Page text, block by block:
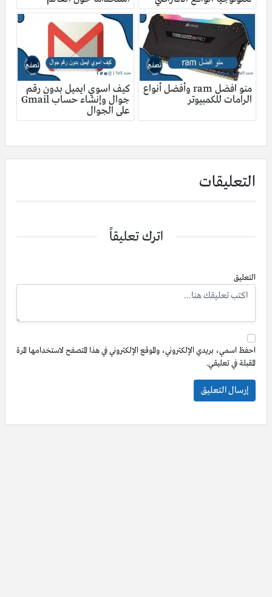
منو افضل ram وأفضل أنواع
الرامات للكمبيوتر
كيف اسوي ايميل بدون رقم
جوال وإنشاء حساب Gmail
على الجوال
التعليقات
اترك تعليقاً
التعليق
احفظ اسمي، بريدي الإلكتروني، والموقع الإلكتروني في هذا المتصفح لاستخدامها المرة
المقبلة في تعليقي.